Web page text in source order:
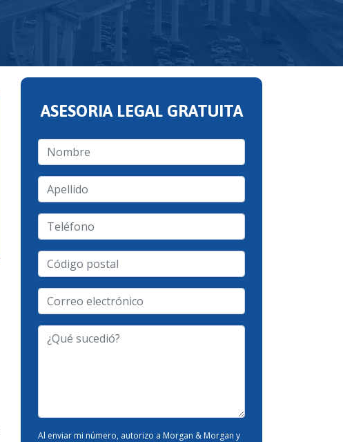
ASESORIA LEGAL GRATUITA
Nombre
Apellido
Teléfono
Código
postal
Correo
electrónico
¿Qué
Al enviar mi número, autorizo a Morgan & Morgan y